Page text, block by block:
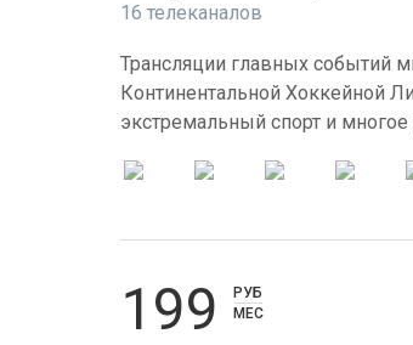
16 телеканалов
Трансляции главных событий
Континентальной Хоккейной
экстремальный спорт и многое
199
РУБ
МЕС